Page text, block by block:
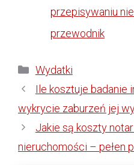
przepisywaniu
przewodnik
Kategorie
Wydatki
Ile kosztuje badanie
wykrycie zaburzeń jej
Jakie są koszty
nieruchomości – pełen